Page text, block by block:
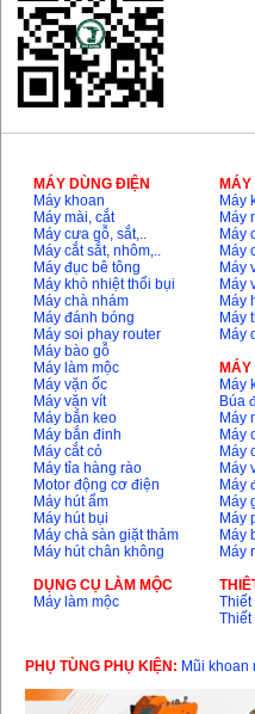
Máy khoan Bosch đa
năng GBH 2-26DRE
(800W)
Giá: 3980000
xăng Stihl MS661
Máy cắt góc đa năng
Makita LS1019L
(1510W)
Giá: 14068000
Bộ máy khoan 100
chi tiết Bosch GSB
13RE (650W)
Giá:
Máy khoan Bosch
GSB 16RE (750W)
Giá: 1850000
Động cơ xăng Honda
GX160 (5.5HP)
Giá:7200000
Giá:1296000VND
MÁY DÙNG ĐIỆN
Máy khoan
Máy mài, cắt
Máy cưa gỗ, sắt,..
Máy cắt sắt, nhôm,..
Máy đục bê tông
Máy khò nhiệt thổi bụi
Máy chà nhám
Máy đánh bóng
Máy soi phay router
Máy bào gỗ
Máy làm mộc
Máy vặn ốc
Máy vặn vít
Máy bắn keo
Máy bắn đinh
Máy cắt cỏ
Máy tỉa hàng rào
Motor động cơ điện
Máy hút ẩm
Máy hút bụi
Máy chà sàn giặt thảm
Máy hút chân không
DỤNG CỤ LÀM MỘC
Máy làm mộc
MÁY
Máy
Máy
Máy
Máy
Máy
Máy
Máy
Máy
Máy
MÁY
Máy
Búa
Máy
Máy
Máy
Máy
Máy
Máy
Máy
Máy
Máy
Thiết
PHỤ TÙNG PHỤ KIỆN: Mũi khoan